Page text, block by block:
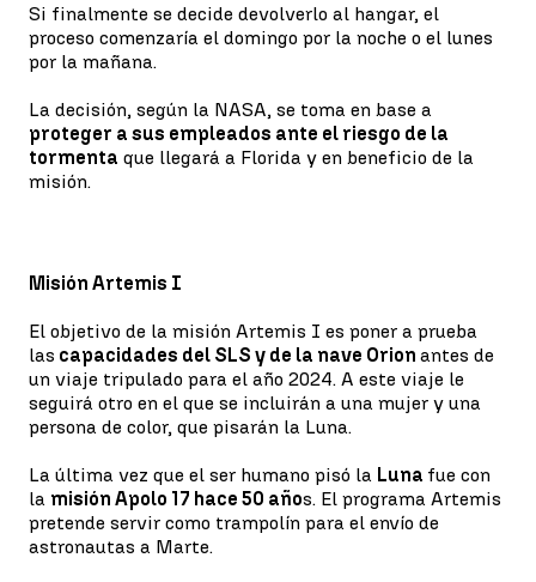
Si finalmente se decide devolverlo al hangar, el
proceso comenzaría el domingo por la noche o el lunes
por la mañana.
La decisión, según la NASA, se toma en base a
proteger a sus empleados ante el riesgo de la
tormenta que llegará a Florida y en beneficio de la
misión.
Misión Artemis I
El objetivo de la misión Artemis I es poner a prueba
las capacidades del SLS y de la nave Orion antes de
un viaje tripulado para el año 2024. A este viaje le
seguirá otro en el que se incluirán a una mujer y una
persona de color, que pisarán la Luna.
La última vez que el ser humano pisó la Luna fue con
la misión Apolo 17 hace 50 años. El programa Artemis
pretende servir como trampolín para el envío de
astronautas a Marte.